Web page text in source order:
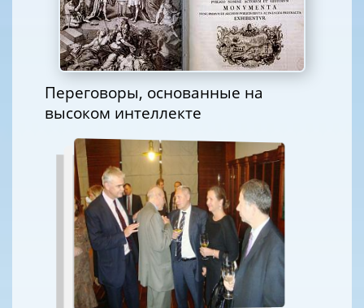
Переговоры, основанные на
высоком интеллекте